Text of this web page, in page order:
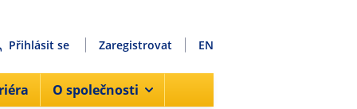
Přihlásit se Zaregistrovat EN
O společnosti